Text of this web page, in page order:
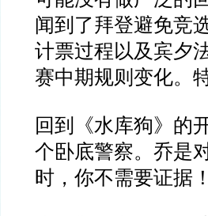
闻到了拜登避免竞
计票过程以及宾夕
赛中期规则变化。
回到《水库狗》的
个卧底警察。乔是
时，你不需要证据！